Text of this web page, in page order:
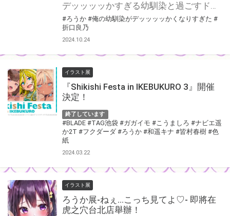
デッッッッかすぎる幼馴染と過ごすドタバタラブコメディ！ 電撃文庫より 『俺の幼馴染がデッッッッかくなりすぎた』が11月8日(金)に発売！ とらのあなでは発売を記念して「特製A3タペストリー付き」とらのあな限定版を発売いたします。 とらのあな限定版の数は限られていますので是非お早めにお求めください！
#ろうか #俺の幼馴染がデッッッッかくなりすぎた #
折口良乃
2024.10.24
イラスト展
『Shikishi Festa in IKEBUKURO 3』開催
決定！
終了しています
#BLADE #TAG池袋 #ガガイモ #こうましろ #ナビエ遥
か2T #フクダーダ #ろうか #和遥キナ #皆村春樹 #色
紙
2024.03.22
イラスト展
ろうか展-ねぇ…こっち見てよ♡- 即將在
虎之穴台北店舉辦！